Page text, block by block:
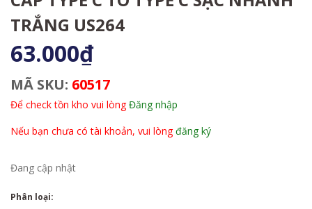
TRẮNG US264
63.000₫
MÃ SKU: 60517
Để check tồn kho vui lòngĐăng nhập
Nếu bạn chưa có tài khoản, vui lòngđăng ký
Đang cập nhật
Phân loại: